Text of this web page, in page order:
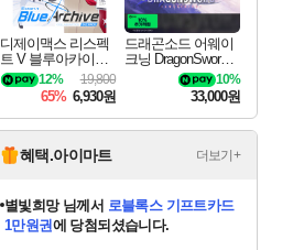
디제이맥스 리스펙
트 V 블루아카이브
팩 DJMAX RESPE
CT V Blue Archive P
ack DLC
19,800
12%
65% 6,930원
드래곤소드 어웨이
크닝 DragonSword A
10%
33,000원
혜택.아이마트 더보기+
별빛희망님께서 로블록스 기프트카드
1만원권에 당첨되셨습니다.